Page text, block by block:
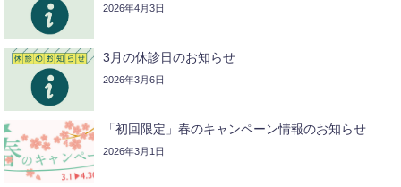
2026年4月3日
3月の休診日のお知らせ
2026年3月6日
「初回限定」春のキャンペーン情報のお知らせ
2026年3月1日